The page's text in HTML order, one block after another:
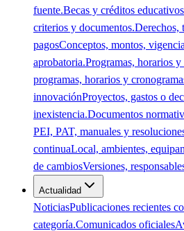
fuente.Becas y créditos educativos
criterios y documentos.Derechos,
pagosConceptos, montos,
aprobatoria.Programas, horarios
programas, horarios y
innovaciónProyectos, gastos o
inexistencia.Documentos
PEI, PAT, manuales y
continuaLocal, ambientes,
de cambiosVersiones,
Actualidad
NoticiasPublicaciones recientes
categoría.Comunicados oficiales